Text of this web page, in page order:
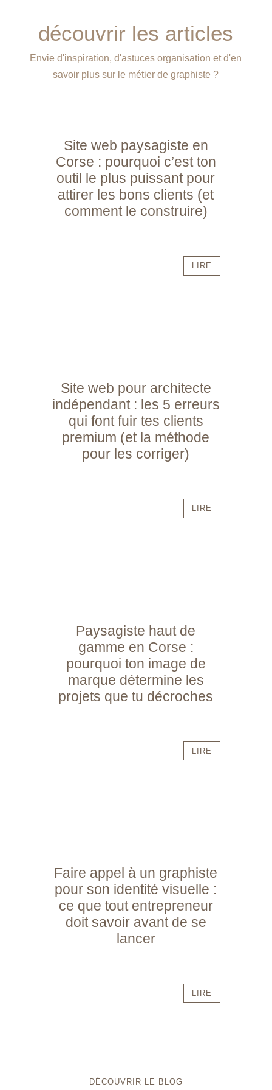
découvrir les articles
Envie d'inspiration, d'astuces organisation et d'en
savoir plus sur le métier de graphiste ?
Site web paysagiste en
Corse : pourquoi c’est ton
outil le plus puissant pour
attirer les bons clients (et
comment le construire)
LIRE
Site web pour architecte
indépendant : les 5 erreurs
qui font fuir tes clients
premium (et la méthode
pour les corriger)
LIRE
Paysagiste haut de
gamme en Corse :
pourquoi ton image de
marque détermine les
projets que tu décroches
LIRE
Faire appel à un graphiste
pour son identité visuelle :
ce que tout entrepreneur
doit savoir avant de se
lancer
LIRE
DÉCOUVRIR LE BLOG